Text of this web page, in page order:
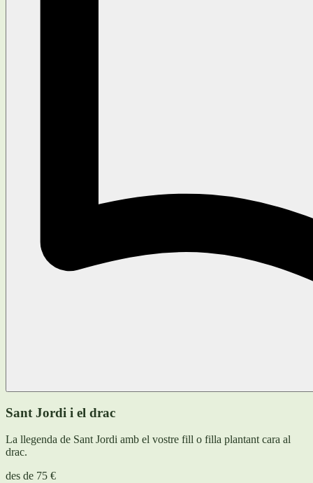
Sant Jordi i el drac
La llegenda de Sant Jordi amb el vostre fill o filla plantant cara al
drac.
des de 75 €